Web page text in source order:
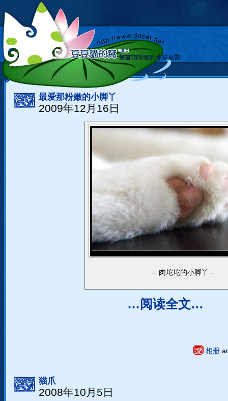
最爱那粉嫩的小脚丫
2009年12月16日
肉坨坨的小脚丫
…阅读全文…
相册
猫爪
2008年10月5日